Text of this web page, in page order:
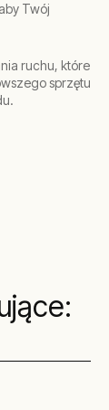
Twój
ruchu, które
sprzętu